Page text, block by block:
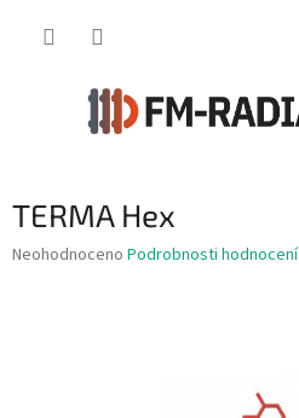
TERMA Hex
Průměrné
Neohodnoceno Podrobnosti hodnocení